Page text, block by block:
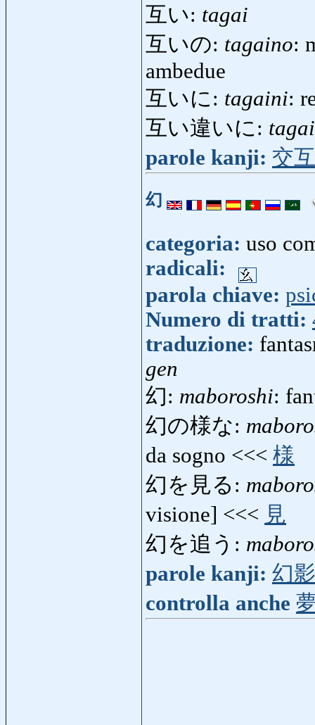
互い: tagai
互いの: tagaino:
ambedue
互いに: tagaini:
互い違いに:
parole kanji: 交互
幻
categoria: uso
radicali:
parola chiave:
Numero di tratti:
traduzione:
gen
幻: maboroshi:
幻の様な:
da sogno <<< 様
幻を見る:
visione] <<< 見
幻を追う:
parole kanji: 幻影
controlla anche